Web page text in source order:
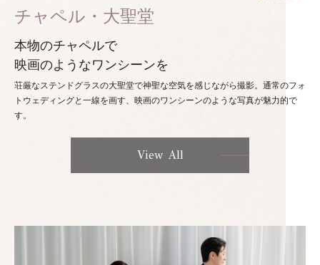
チャペル・大聖堂
本物のチャペルで
映画のようなワンシーンを
荘厳なステンドグラスの大聖堂で神聖な空気を感じながら撮影。通常のフォ
トウェディングと一線を画す、映画のワンシーンのような写真が魅力的で
す。
View All